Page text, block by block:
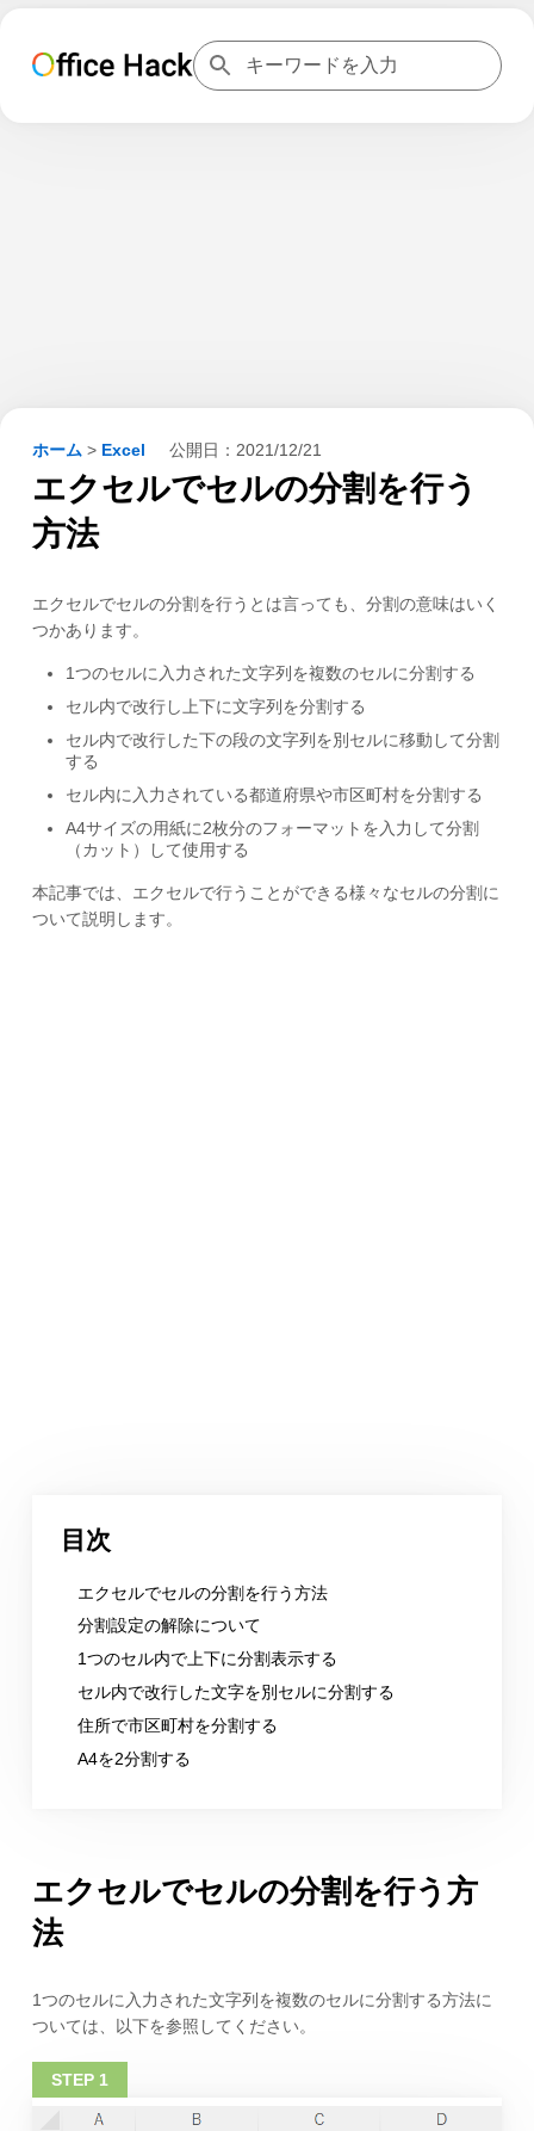
ホーム > Excel 公開日： 2021/12/21
エクセルでセルの分割を行う
方法
エクセルでセルの分割を行うとは言っても、分割の意味はいく
つかあります。
1つのセルに入力された文字列を複数のセルに分割する
セル内で改行し上下に文字列を分割する
セル内で改行した下の段の文字列を別セルに移動して分割
する
セル内に入力されている都道府県や市区町村を分割する
A4サイズの用紙に2枚分のフォーマットを入力して分割
（カット）して使用する
本記事では、エクセルで行うことができる様々なセルの分割に
ついて説明します。
目次
エクセルでセルの分割を行う方法
分割設定の解除について
1つのセル内で上下に分割表示する
セル内で改行した文字を別セルに分割する
住所で市区町村を分割する
A4を2分割する
エクセルでセルの分割を行う方
法
1つのセルに入力された文字列を複数のセルに分割する方法に
ついては、以下を参照してください。